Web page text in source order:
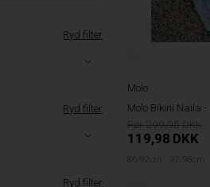
Ryd filter
Ryd filter
Ryd filter
Molo
Molo Bikini Naila -
299,95
119,98 DKK
86/92cm 92/98cm